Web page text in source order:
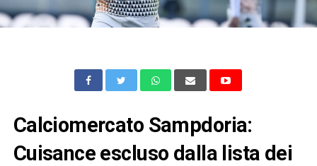
Calciomercato Sampdoria:
Cuisance escluso dalla lista dei